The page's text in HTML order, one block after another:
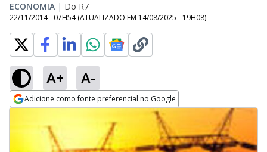
ECONOMIA | Do R7
22/11/2014 - 07H54 (ATUALIZADO EM 14/08/2025 - 19H08)
A+ A-
Adicione como fonte preferencial no Google